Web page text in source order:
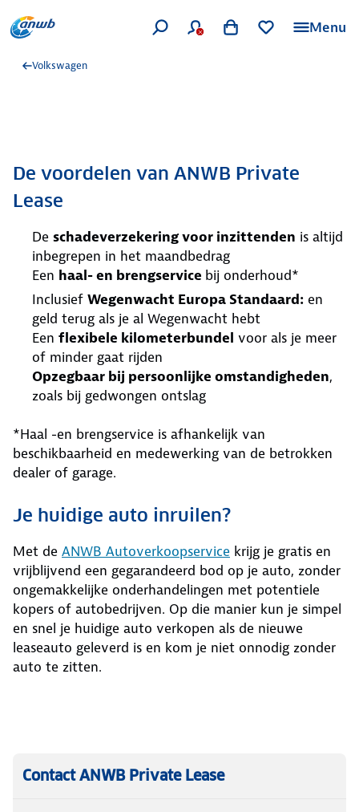
Menu
Volkswagen
De voordelen van ANWB Private
Lease
De schadeverzekering voor inzittenden is altijd
inbegrepen in het maandbedrag
Een haal- en brengservice bij onderhoud*
Inclusief Wegenwacht Europa Standaard: en
geld terug als je al Wegenwacht hebt
Een flexibele kilometerbundel voor als je meer
of minder gaat rijden
Opzegbaar bij persoonlijke omstandigheden,
zoals bij gedwongen ontslag
*Haal -en brengservice is afhankelijk van
beschikbaarheid en medewerking van de betrokken
dealer of garage.
Je huidige auto inruilen?
Met de ANWB Autoverkoopservice krijg je gratis en
vrijblijvend een gegarandeerd bod op je auto, zonder
ongemakkelijke onderhandelingen met potentiele
kopers of autobedrijven. Op die manier kun je simpel
en snel je huidige auto verkopen als de nieuwe
leaseauto geleverd is en kom je niet onnodig zonder
auto te zitten.
Contact ANWB Private Lease